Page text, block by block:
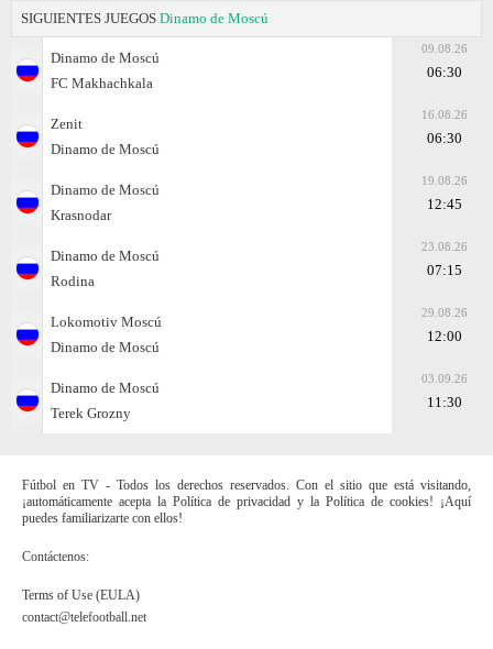
SIGUIENTES JUEGOS Dinamo de Moscú
Dinamo de Moscú
FC Makhachkala
09.08.26
06:30
Zenit
Dinamo de Moscú
16.08.26
06:30
Dinamo de Moscú
Krasnodar
19.08.26
12:45
Dinamo de Moscú
Rodina
23.08.26
07:15
Lokomotiv Moscú
Dinamo de Moscú
29.08.26
12:00
Dinamo de Moscú
Terek Grozny
03.09.26
11:30
Fútbol en TV - Todos los derechos reservados. Con el sitio que está visitando,
¡automáticamente acepta la Política de privacidad y la Política de cookies! ¡Aquí
puedes familiarizarte con ellos!
Contáctenos:
Terms of Use (EULA)
contact@telefootball.net